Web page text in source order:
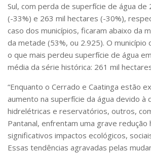
Sul, com perda de superfície de água de
(-33%) e 263 mil hectares (-30%),
caso dos municípios, ficaram abaixo da
da metade (53%, ou 2.925). O município
o que mais perdeu superfície de água
média da série histórica: 261 mil
“Enquanto o Cerrado e Caatinga estão
aumento na superfície da água devido à
hidrelétricas e reservatórios, outros,
Pantanal, enfrentam uma grave redução
significativos impactos ecológicos,
Essas tendências agravadas pelas